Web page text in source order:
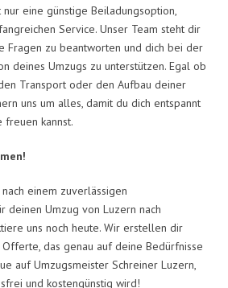
eine günstige Beiladungsoption,
Service. Unser Team steht dir
Fragen zu beantworten und dich bei der
deines Umzugs zu unterstützen. Egal ob
Transport oder den Aufbau deiner
uns um alles, damit du dich entspannt
freuen kannst.
einem zuverlässigen
deinen Umzug von Luzern nach
uns noch heute. Wir erstellen dir
das genau auf deine Bedürfnisse
auf Umzugsmeister Schreiner Luzern,
und kostengünstig wird!